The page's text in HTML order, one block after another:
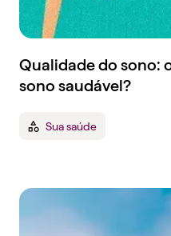
Qualidade do sono:
sono saudável?
Sua saúde